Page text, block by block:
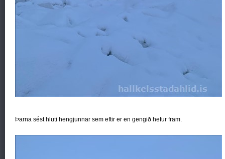
Þarna sést hluti hengjunnar sem eftir er en gengið hefur fram.